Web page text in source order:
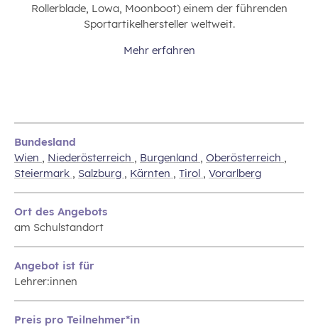
Rollerblade, Lowa, Moonboot) einem der führenden
Sportartikelhersteller weltweit.
Mehr erfahren
Bundesland
Wien , Niederösterreich , Burgenland , Oberösterreich ,
Steiermark , Salzburg , Kärnten , Tirol , Vorarlberg
Ort des Angebots
am Schulstandort
Angebot ist für
Lehrer:innen
Preis pro Teilnehmer*in